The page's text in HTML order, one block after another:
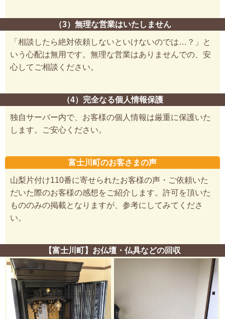
（3）無理な営業はいたしません
「相談したら絶対依頼しないといけないのでは…？」と
いう心配は無用です。無理な営業はありませんでの、安
心してご相談ください。
（4）完全なる個人情報保護
独自サーバー内で、お客様の個人情報は厳重に保護いた
します。ご安心ください。
富士川町のお客さまの声
山梨片付け110番に寄せられたお客様の声・ご依頼いた
だいた際のお客様の感想をご紹介します。許可を頂いた
もののみの掲載となりますが、参考にしてみてくださ
い。
【富士川町】お仏壇・仏具などの回収